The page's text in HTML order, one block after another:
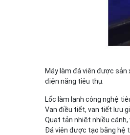
Máy làm đá viên được
điện năng tiêu thụ.
Lốc làm lạnh công nghệ
Van điều tiết, van tiết lưu
Quạt tản nhiệt nhiều cánh,
Đá viên được tạo bằng hệ